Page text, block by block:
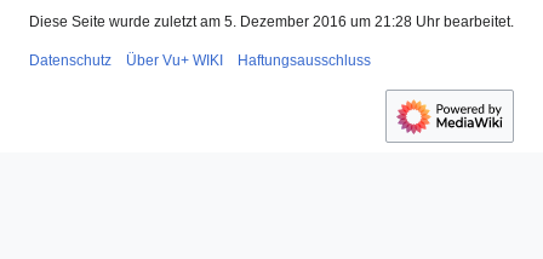
Diese Seite wurde zuletzt am 5. Dezember 2016 um 21:28 Uhr bearbeitet.
Datenschutz Über Vu+ WIKI Haftungsausschluss